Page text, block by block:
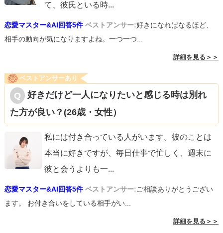
て、彼氏といる時...
恋愛マスター&AI回答5件 ベストアンサー:好きになればなるほど、
相手の動向が気になりますよね。一つ一つ...
詳細を見る＞＞
ベストアンサーあり
好きだけど一人になりたいと感じる時は別れ
た方が良い？(26歳・女性）
私には付き合っている人がいます。彼のことは
本当に好きですが、毎日仕事で忙しく、週末に
彼と会うよりも一...
恋愛マスター&AI回答5件 ベストアンサー:ご相談ありがとうござい
ます。 お付き合いをしている相手がい...
詳細を見る＞＞